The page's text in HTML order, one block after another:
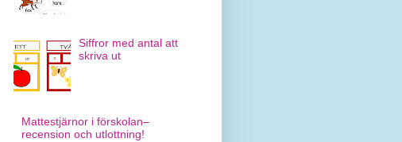
Siffror med antal att
skriva ut
Mattestjärnor i förskolan–
recension och utlottning!